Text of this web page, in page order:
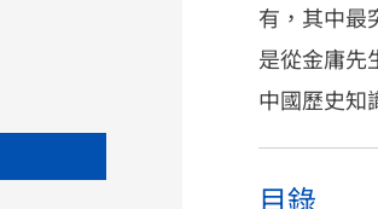
有，其中最
是從金庸先
中國歷史知
目錄